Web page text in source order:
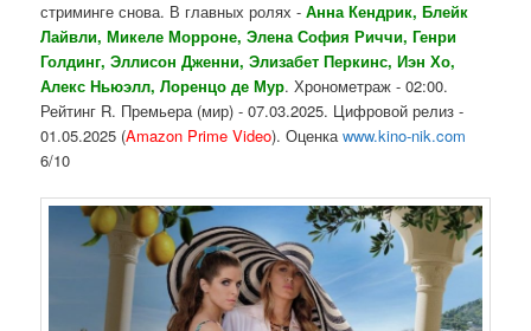
стриминге снова. В главных ролях -Анна Кендрик, Блейк
Лайвли, Микеле Морроне, Элена София Риччи, Генри
Голдинг, Эллисон Дженни, Элизабет Перкинс, Иэн Хо,
Алекс Ньюэлл, Лоренцо де Мур. Хронометраж - 02:00.
Рейтинг R. Премьера (мир) - 07.03.2025. Цифровой релиз -
01.05.2025 (Amazon Prime Video). Оценкаwww.kino-nik.com
6/10